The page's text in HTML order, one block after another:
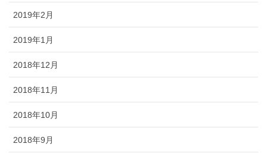
2019年2月
2019年1月
2018年12月
2018年11月
2018年10月
2018年9月